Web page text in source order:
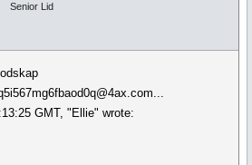
Senior Lid
GMT, "Ellie" wrote: